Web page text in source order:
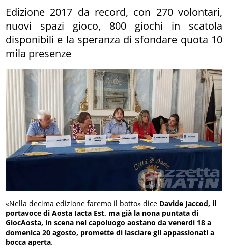
Edizione 2017 da record, con 270 volontari,
nuovi spazi gioco, 800 giochi in scatola
disponibili e la speranza di sfondare quota 10
mila presenze
«Nella decima edizione faremo il botto» dice Davide Jaccod, il
portavoce di Aosta Iacta Est, ma già la nona puntata di
GiocAosta, in scena nel capoluogo aostano da venerdì 18 a
domenica 20 agosto, promette di lasciare gli appassionati a
bocca aperta.